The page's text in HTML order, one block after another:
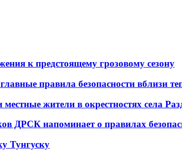
к предстоящему грозовому сезону
правила безопасности вблизи
жители в окрестностях села
ДРСК напоминает о правилах
Тунгуску